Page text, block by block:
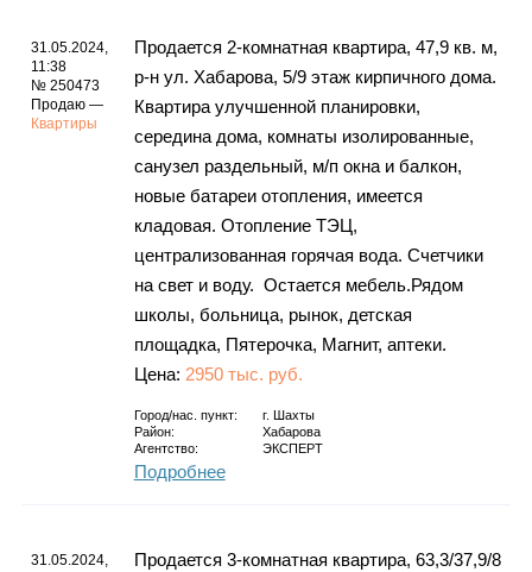
31.05.2024,
11:38
№ 250473
Продаю —
Квартиры
Продается 2-комнатная квартира, 47,9 кв. м,
р-н ул. Хабарова, 5/9 этаж кирпичного дома.
Квартира улучшенной планировки,
середина дома, комнаты изолированные,
санузел раздельный, м/п окна и балкон,
новые батареи отопления, имеется
кладовая. Отопление ТЭЦ,
централизованная горячая вода. Счетчики
на свет и воду. Остается мебель.Рядом
школы, больница, рынок, детская
площадка, Пятерочка, Магнит, аптеки.
Цена: 2950 тыс. руб.
Город/нас. пункт: г.
Шахты
Район:
Хабарова
Агентство:
ЭКСПЕРТ
Подробнее
31.05.2024,
Продается 3-комнатная квартира, 63,3/37,9/8